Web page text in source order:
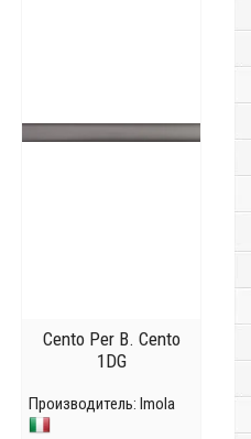
Cento Per B. Cento
1DG
Производитель: Imola